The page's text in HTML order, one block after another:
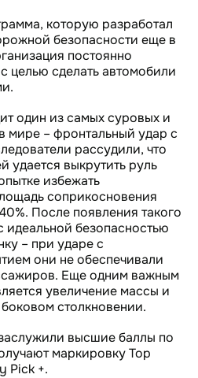
которую разработал
безопасности еще в
постоянно
целью сделать автомобили
один из самых суровых и
мире – фронтальный удар с
рассудили, что
удается выкрутить руль
избежать
соприкосновения
После появления такого
безопасностью
– при ударе с
они не обеспечивали
Еще одним важным
увеличение массы и
столкновении.
высшие баллы по
маркировку Top
Pick +.